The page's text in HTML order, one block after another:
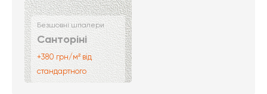
Безшовні шпалери
Санторіні
+380 грн/м² від
стандартного